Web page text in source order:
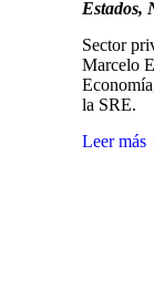
Estados,
Sector
Marcelo
la SRE.
Leer más